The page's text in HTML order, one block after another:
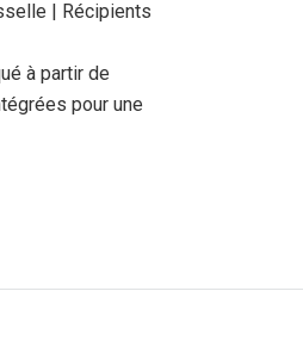
| Récipients
à partir de
pour une